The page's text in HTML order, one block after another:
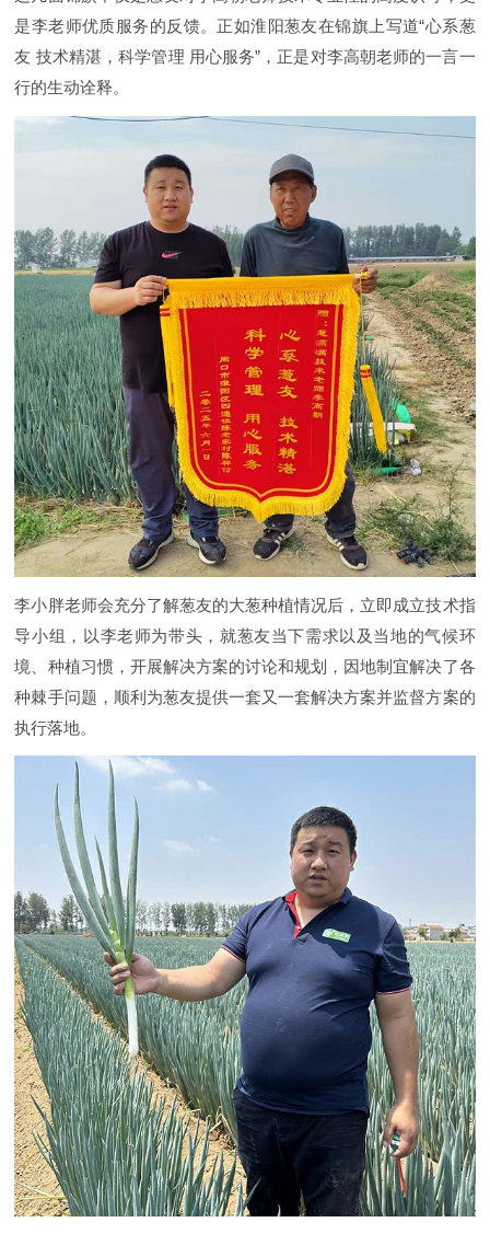
是李老师优质服务的反馈。正如淮阳葱友在锦旗上写道“心系葱
友 技术精湛，科学管理 用心服务”，正是对李高朝老师的一言一
行的生动诠释。
李小胖老师会充分了解葱友的大葱种植情况后，立即成立技术指
导小组，以李老师为带头，就葱友当下需求以及当地的气候环
境、种植习惯，开展解决方案的讨论和规划，因地制宜解决了各
种棘手问题，顺利为葱友提供一套又一套解决方案并监督方案的
执行落地。